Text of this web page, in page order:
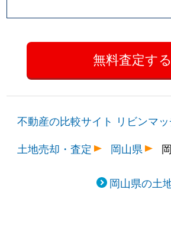
不動産の比較サイト リビンマ
土地売却・査定
岡山県
岡山県の土